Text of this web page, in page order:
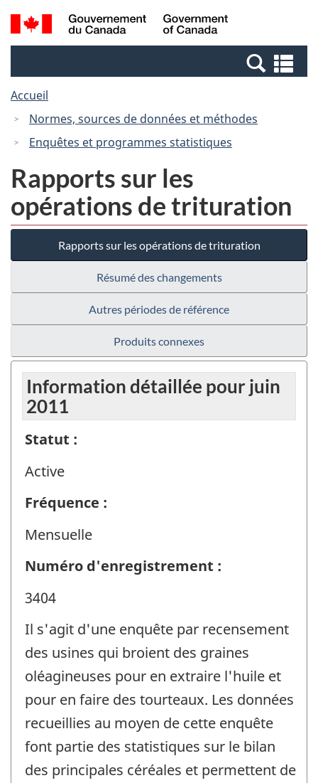
Passer
au
Passer
à
Canada
Recherche
et
et
Accueil
Normes, sources de données et méthodes
Enquêtes et programmes statistiques
Rapports sur les
opérations de trituration
Rapports sur les opérations de trituration
Résumé des changements
Autres périodes de référence
Produits connexes
Information détaillée pour juin
2011
Statut :
Active
Fréquence :
Mensuelle
Numéro d'enregistrement :
3404
Il s'agit d'une enquête par recensement
des usines qui broient des graines
oléagineuses pour en extraire l'huile et
pour en faire des tourteaux. Les données
recueillies au moyen de cette enquête
font partie des statistiques sur le bilan
des principales céréales et permettent de